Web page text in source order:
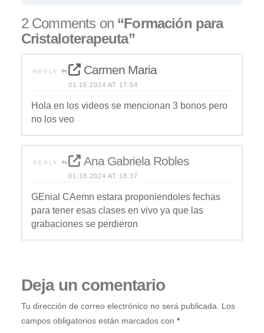
2 Comments on “Formación para
Cristaloterapeuta”
REPLY Carmen Maria
01.15.2024 AT 17:54
Hola en los videos se mencionan 3 bonos pero
no los veo
REPLY Ana Gabriela Robles
01.18.2024 AT 18:37
GEnial CAemn estara proponiendoles fechas
para tener esas clases en vivo ya que las
grabaciones se perdieron
Deja un comentario
Tu dirección de correo electrónico no será publicada.
Los
campos obligatorios están marcados con *